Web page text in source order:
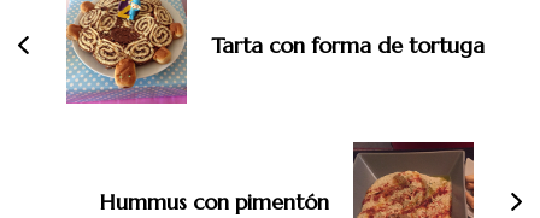
entradas
Tarta con forma de tortuga
Hummus con pimentón